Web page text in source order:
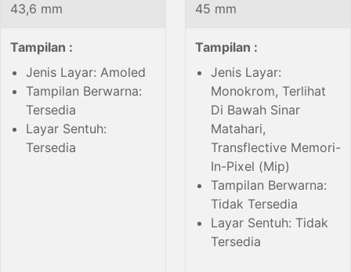
43,6 mm
45 mm
Tampilan :
Jenis Layar: Amoled
Tampilan Berwarna:
Tersedia
Layar Sentuh:
Tersedia
Tampilan :
Jenis Layar:
Monokrom, Terlihat
Di Bawah Sinar
Matahari,
Transflective Memori-
In-Pixel (Mip)
Tampilan Berwarna:
Tidak Tersedia
Layar Sentuh: Tidak
Tersedia